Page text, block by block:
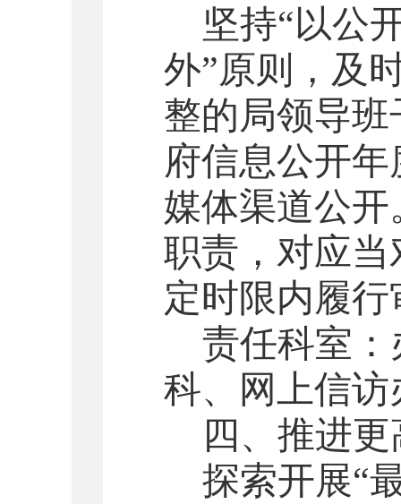
坚持“以公
外”原则，及
整的局领导
府信息公开
媒体渠道公
职责，对应
定时限内履
责任科室
科、网上信访
四 、推进
探索开展“